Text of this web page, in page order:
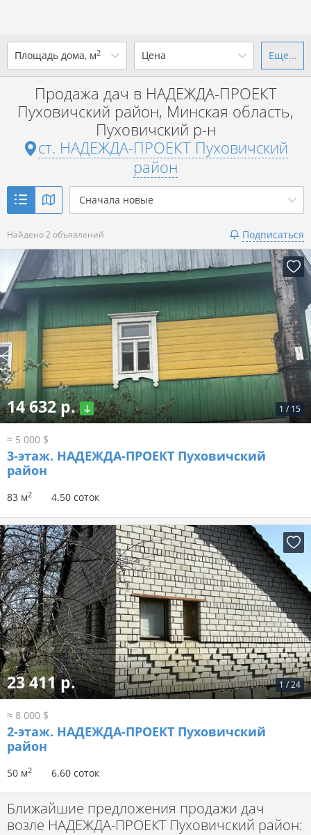
Площадь дома, м2
до
Показать 2 объявления
Цена
от до
р. за всё
Показать 2 объявления
Еще...
Продажа дач в НАДЕЖДА-ПРОЕКТ
Пуховичский район, Минская область,
Пуховичский р-н
ст. НАДЕЖДА-ПРОЕКТ Пуховичский
район
Сначала новые
Найдено 2 объявлений Подписаться
1 / 15
14 632 р.
≈ 5 000 $
3-этаж. НАДЕЖДА-ПРОЕКТ Пуховичский
район
83 м2 4.50 соток
1 /24
23 411 р.
≈ 8 000 $
2-этаж. НАДЕЖДА-ПРОЕКТ Пуховичский
район
50 м2 6.60 соток
Ближайшие предложения продажи дач
возле НАДЕЖДА-ПРОЕКТ Пуховичский район:
Ваш город - ст. НАДЕЖДА-ПРОЕКТ
Да Выбрать город